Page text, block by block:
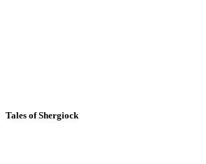
Tales of Shergiock